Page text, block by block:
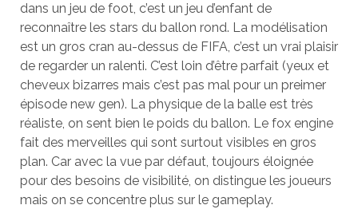
dans un jeu de foot, c’est un jeu d’enfant de
reconnaître les stars du ballon rond. La modélisation
est un gros cran au-dessus de FIFA, c’est un vrai plaisir
de regarder un ralenti. C’est loin d’être parfait (yeux et
cheveux bizarres mais c’est pas mal pour un preimer
épisode new gen). La physique de la balle est très
réaliste, on sent bien le poids du ballon. Le fox engine
fait des merveilles qui sont surtout visibles en gros
plan. Car avec la vue par défaut, toujours éloignée
pour des besoins de visibilité, on distingue les joueurs
mais on se concentre plus sur le gameplay.